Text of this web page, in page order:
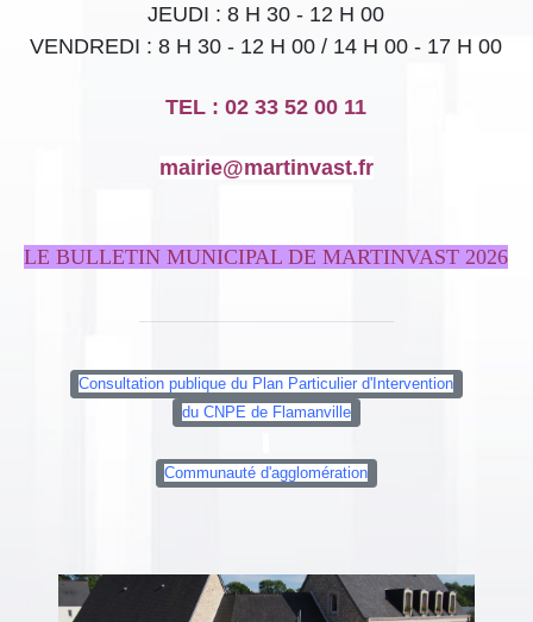
JEUDI :8 H 30 - 12 H 00
VENDREDI : 8 H 30 - 12 H 00 / 14 H 00 - 17 H 00
TEL : 02 33 52 00 11
mairie@martinvast.fr
LE BULLETIN MUNICIPAL DE MARTINVAST 2026
Consultation publique du Plan Particulier d'Intervention
du CNPE de Flamanville
Communauté d'agglomération